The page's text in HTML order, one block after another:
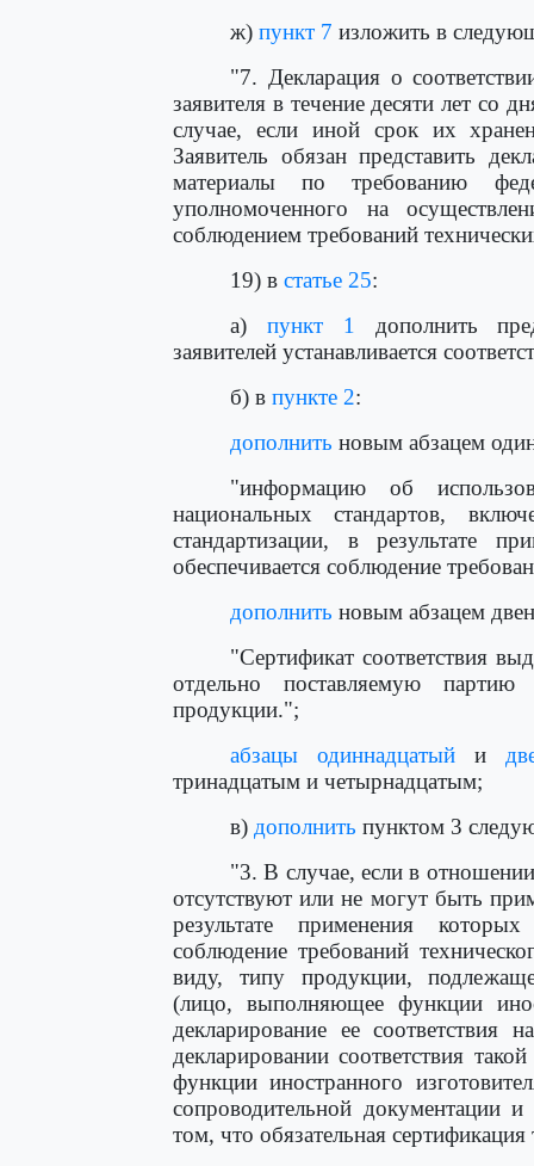
ж) пункт 7 изложить в
"7. Декларация о
заявителя в течение десяти лет со
случае, если иной срок их
Заявитель обязан представить
материалы по требованию
уполномоченного на
соблюдением требований
19) в статье 25:
а) пункт 1
дополнить
заявителей устанавливается
б) в пункте 2:
дополнить новым абзацем
"информацию об
национальных стандартов,
стандартизации, в результате
обеспечивается соблюдение
дополнить новым абзацем
"Сертификат соответствия
отдельно поставляемую
продукции.";
абзацы одиннадцатый и
тринадцатым и четырнадцатым;
в) дополнить пунктом 3
"3. В случае, если в
отсутствуют или не могут быть
результате применения
соблюдение требований
виду, типу продукции,
(лицо, выполняющее функции
декларирование ее соответствия
декларировании соответствия
функции иностранного
сопроводительной документации
том, что обязательная